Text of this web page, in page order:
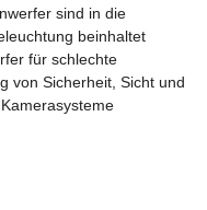
sind in die
beinhaltet
für schlechte
von Sicherheit, Sicht und